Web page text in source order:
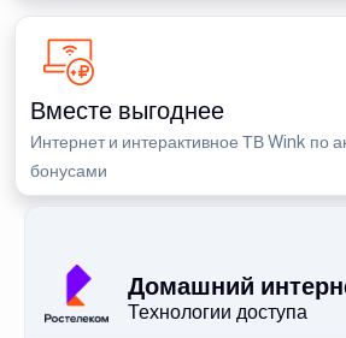
Вместе выгоднее
Интернет и интерактивное ТВ Wink по
бонусами
Домашний
Технологии доступа